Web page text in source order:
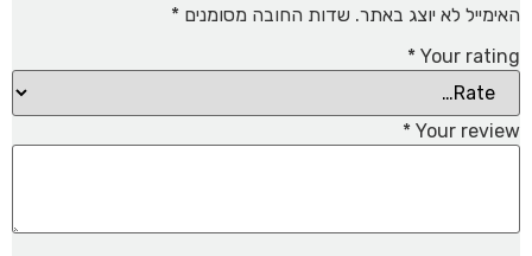
האימייל לא יוצג באתר. שדות החובה מסומנים *
Your rating
*
Your review
*